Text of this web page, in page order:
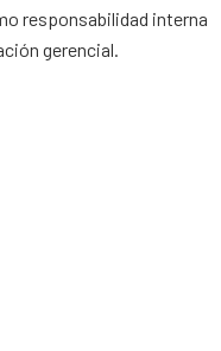
responsabilidad interna
gerencial.